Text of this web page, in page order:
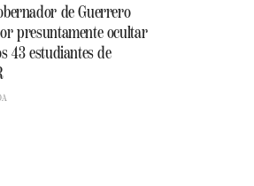
de Guerrero
presuntamente ocultar
43 estudiantes de